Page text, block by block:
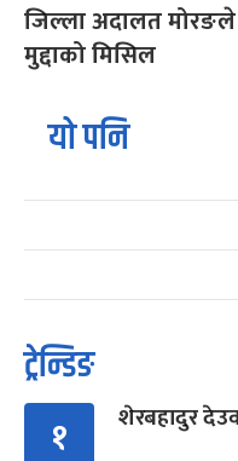
जिल्ला अदालत
मुद्दाको मिसिल
यो पनि
ट्रेन्डिङ
१ शेरबहादुर